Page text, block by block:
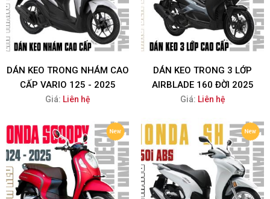
DÁN KEO TRONG NHÁM CAO
CẤP VARIO 125 - 2025
Giá: Liên hệ
DÁN KEO TRONG 3 LỚP
AIRBLADE 160 ĐỜI 2025
Giá: Liên hệ